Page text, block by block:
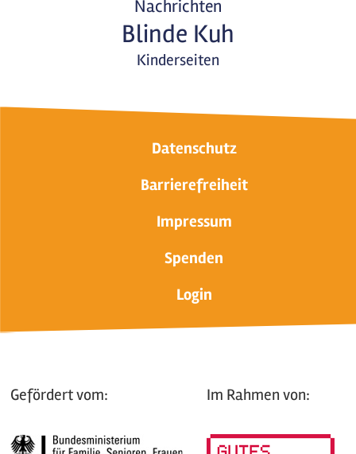
Nachrichten
Blinde Kuh
Kinderseiten
Datenschutz
Barrierefreiheit
Impressum
Spenden
Login
Gefördert vom: Im Rahmen von: